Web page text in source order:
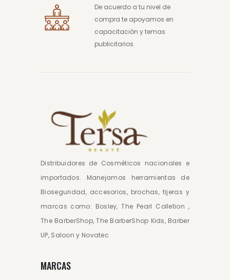
De acuerdo a tu nivel de
compra te apoyamos en
capacitación y temas
publicitarios.
Distribuidores de Cosméticos nacionales e
importados. Manejamos herramientas de
Bioseguridad, accesorios, brochas, tijeras y
marcas como: Bosley, The Pearl Colletion ,
The BarberShop, The BarberShop Kids, Barber
UP, Saloon y Novatec
MARCAS